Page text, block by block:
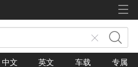
中文 英文 车载 专属